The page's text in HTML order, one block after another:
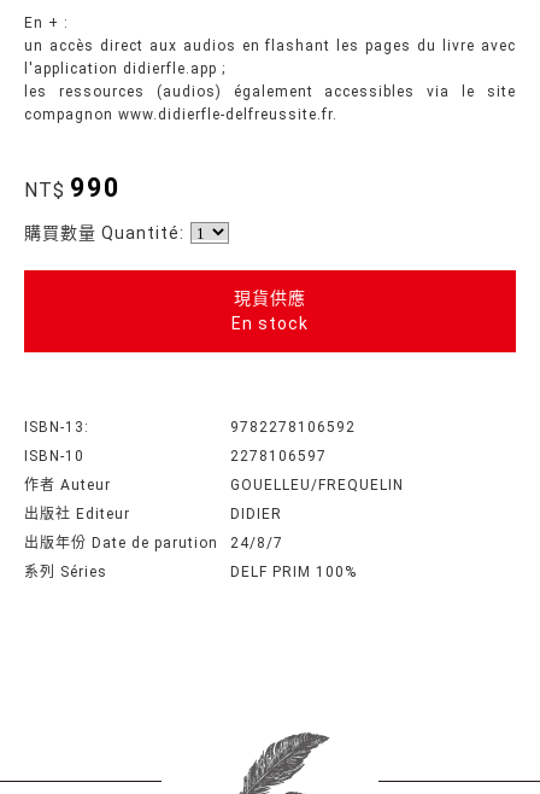
En + :
un accès direct aux audios en flashant les pages du livre avec
l'application didierfle.app ;
les ressources (audios) également accessibles via le site
compagnon www.didierfle-delfreussite.fr.
NT$ 990
購買數量 Quantité:
現貨供應
En stock
ISBN-13:
9782278106592
ISBN-10
2278106597
作者 Auteur
GOUELLEU/FREQUELIN
出版社 Editeur
DIDIER
出版年份 Date de parution
24/8/7
系列 Séries
DELF PRIM 100%